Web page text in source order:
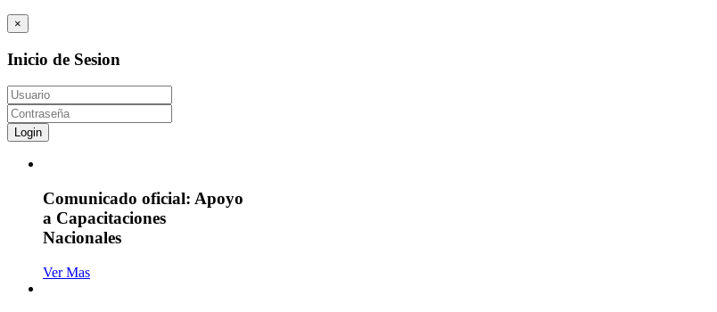
×
Inicio de Sesion
Login
Comunicado oficial: Apoyo
a Capacitaciones
Nacionales
Ver Mas